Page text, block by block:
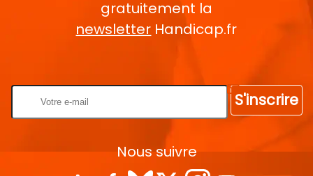
gratuitement la
newsletter Handicap.fr
S'inscrire
Nous suivre